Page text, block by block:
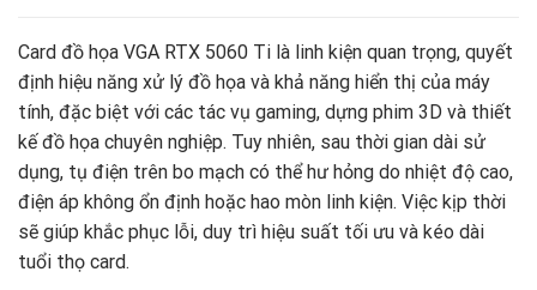
Card đồ họa VGA RTX 5060 Ti là linh kiện quan trọng, quyết
định hiệu năng xử lý đồ họa và khả năng hiển thị của máy
tính, đặc biệt với các tác vụ gaming, dựng phim 3D và thiết
kế đồ họa chuyên nghiệp. Tuy nhiên, sau thời gian dài sử
dụng, tụ điện trên bo mạch có thể hư hỏng do nhiệt độ cao,
điện áp không ổn định hoặc hao mòn linh kiện. Việc kịp thời
sẽ giúp khắc phục lỗi, duy trì hiệu suất tối ưu và kéo dài
tuổi thọ card.